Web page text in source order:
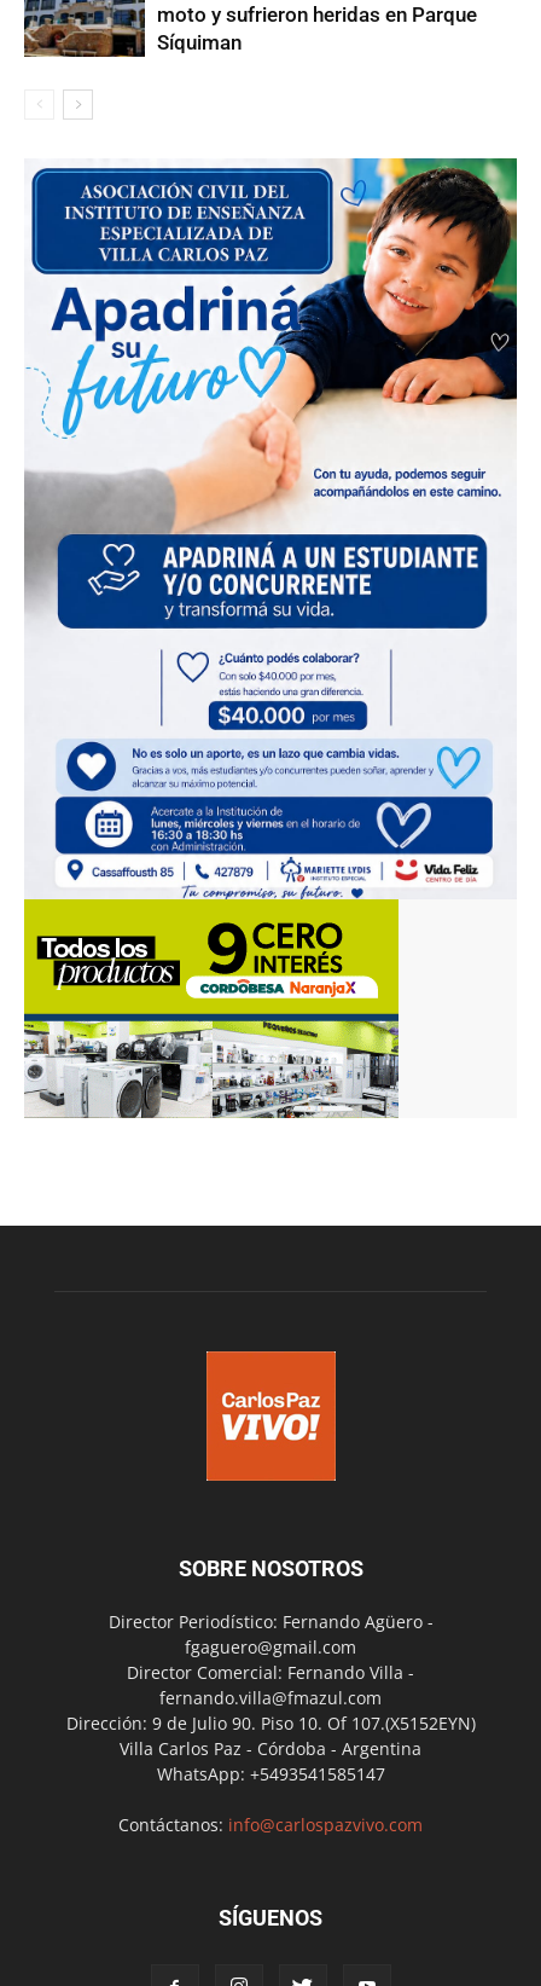
moto y sufrieron heridas en Parque
Síquiman
SOBRE NOSOTROS
Director Periodístico: Fernando Agüero -
fgaguero@gmail.com
Director Comercial: Fernando Villa -
fernando.villa@fmazul.com
Dirección: 9 de Julio 90. Piso 10. Of 107.(X5152EYN)
Villa Carlos Paz - Córdoba - Argentina
WhatsApp: +5493541585147
Contáctanos: info@carlospazvivo.com
SÍGUENOS